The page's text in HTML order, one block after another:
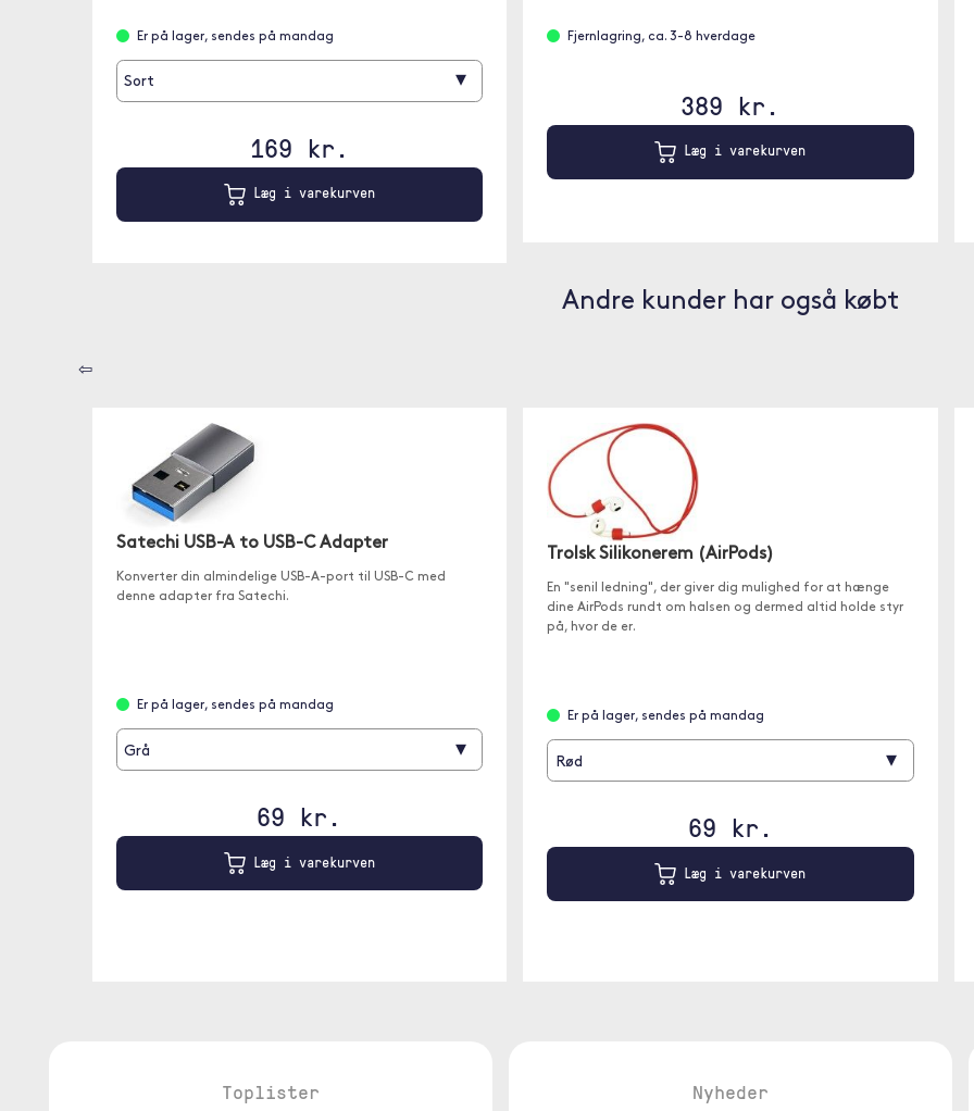
Er på lager, sendes på mandag
Sort ▾
169 kr.
Læg i varekurven
Fjernlagring, ca. 3-8 hverdage
389 kr.
Læg i varekurven
Andre kunder har også købt
⇦
Satechi USB-A to USB-C Adapter
Konverter din almindelige USB-A-port til USB-C med
denne adapter fra Satechi.
Er på lager, sendes på mandag
Grå ▾
69 kr.
Læg i varekurven
Trolsk Silikonerem (AirPods)
En "senil ledning", der giver dig mulighed for at hænge
dine AirPods rundt om halsen og dermed altid holde styr
på, hvor de er.
Er på lager, sendes på mandag
Rød ▾
69 kr.
Læg i varekurven
Toplister Nyheder